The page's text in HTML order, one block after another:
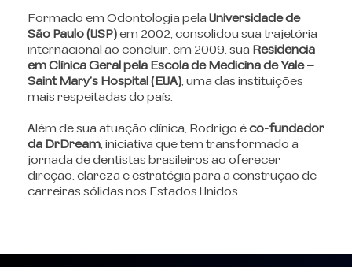
Formado em Odontologia pelaUniversidade de
São Paulo (USP)em 2002, consolidou sua trajetória
internacional ao concluir, em 2009, sua Residência
em Clínica Geral pela Escola de Medicina de Yale –
Saint Mary’s Hospital (EUA), uma das instituições
mais respeitadas do país.
Além de sua atuação clínica, Rodrigo éco-fundador
da DrDream, iniciativa que tem transformado a
jornada de dentistas brasileiros ao oferecer
direção, clareza e estratégia para a construção de
carreiras sólidas nos Estados Unidos.